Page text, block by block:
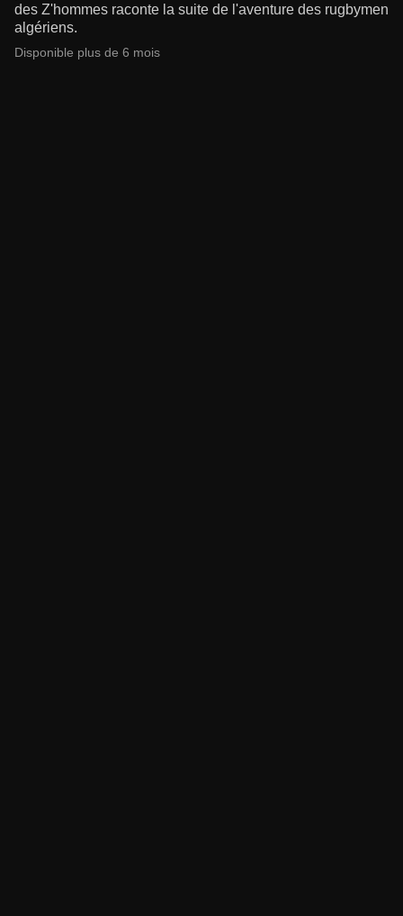
des Z'hommes raconte la suite de l'aventure des rugbymen
algériens.
Disponible plus de 6 mois